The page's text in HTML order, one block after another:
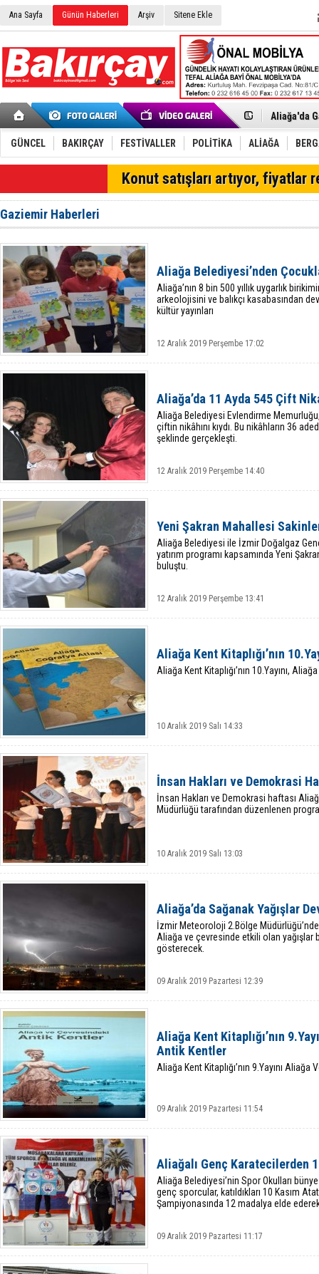
Ana Sayfa Günün Haberleri Arşiv Sitene Ekle
Menemen
Furkan
Chp
AK Parti
SOCAR
Trafiği
Alto,
Chp
Aliağa-
GÜNCEL BAKIRÇAY FESTİVALLER POLİTİKA ALİAĞA
Konut satışları artıyor, fiyatlar
Gaziemir Haberleri
Aliağa Belediyesi’nden
Aliağa’nın 8 bin 500 yıllık uygarlık
arkeolojisini ve balıkçı kasabasından
kültür yayınları
12 Aralık 2019 Perşembe 17:02
Aliağa’da 11 Ayda 545 Çift
Aliağa Belediyesi Evlendirme
çiftin nikâhını kıydı. Bu nikâhların 36
şeklinde gerçekleşti.
12 Aralık 2019 Perşembe 14:40
Yeni Şakran Mahallesi
Aliağa Belediyesi ile İzmir Doğalgaz
yatırım programı kapsamında Yeni
buluştu.
12 Aralık 2019 Perşembe 13:41
Aliağa Kent Kitaplığı’nın
Aliağa Kent Kitaplığı’nın 10.Yayını,
10 Aralık 2019 Salı 14:33
İnsan Hakları ve Demokrasi
İnsan Hakları ve Demokrasi haftası
Müdürlüğü tarafından düzenlenen
10 Aralık 2019 Salı 13:03
Aliağa’da Sağanak Yağışlar
İzmir Meteoroloji 2.Bölge
Aliağa ve çevresinde etkili olan yağışlar
gösterecek.
09 Aralık 2019 Pazartesi 12:39
Aliağa Kent Kitaplığı’nın
Antik Kentler
Aliağa Kent Kitaplığı’nın 9.Yayını
09 Aralık 2019 Pazartesi 11:54
Aliağalı Genç Karatecilerden
Aliağa Belediyesi’nin Spor Okulları
genç sporcular, katıldıkları 10 Kasım
Şampiyonasında 12 madalya elde
09 Aralık 2019 Pazartesi 11:17